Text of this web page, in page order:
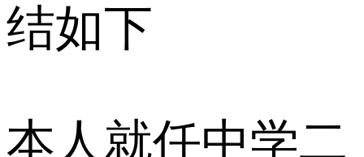
结如下
本人就任中学二